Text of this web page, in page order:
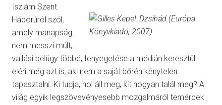
Iszlám Szent
Háborúról szól,
amely manapság
nem messzi múlt,
vallási belügy többé; fenyegetése a médián keresztül
eléri még azt is, aki nem a saját bőrén kénytelen
tapasztalni. Ki tudja, hol áll meg, kit hogyan talál meg? A
világ egyik legszövevényesebb mozgalmáról temérdek